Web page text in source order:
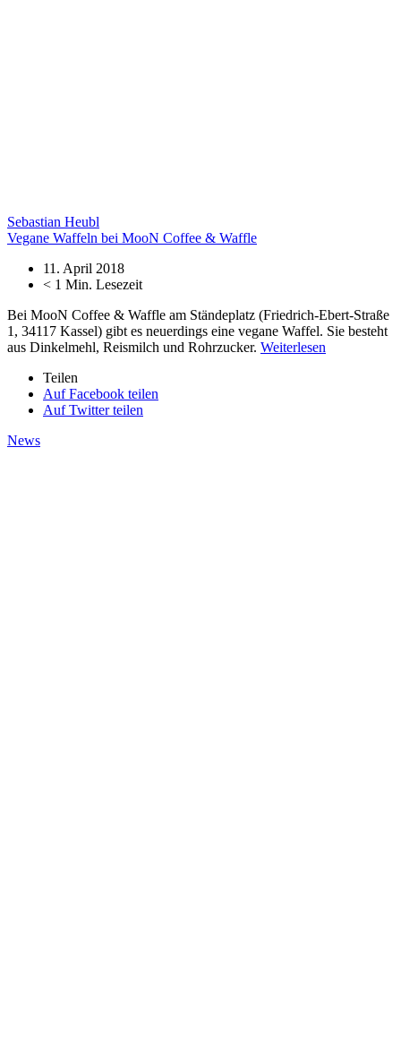
Sebastian Heubl
Vegane Waffeln bei MooN Coffee & Waffle
11. April 2018
< 1 Min. Lesezeit
Bei MooN Coffee & Waffle am Ständeplatz (Friedrich-Ebert-Straße
1, 34117 Kassel) gibt es neuerdings eine vegane Waffel. Sie besteht
aus Dinkelmehl, Reismilch und Rohrzucker. Weiterlesen
Teilen
Auf Facebook teilen
Auf Twitter teilen
News